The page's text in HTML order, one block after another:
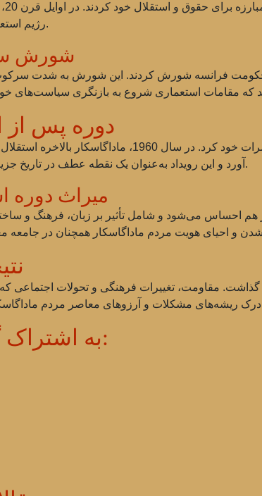
رژیم استعماری بیشتر شد.
شورش سال
زمانی که ساکنان ماداگاسکار علیه حکومت فرانسه شورش کردند. این شورش به
دوره پس از
پس از جنگ جهانی دوم، فشار بر فرانسه افزایش یافت و این کشور شروع به از دست دادن مستعمرات خود
آورد و این رویداد به‌عنوان یک نقطه عطف در تاریخ جزیره محسوب شد.
میراث دوره
هم احساس می‌شود و شامل تأثیر بر زبان، فرهنگ و
گذاشت. مقاومت، تغییرات فرهنگی و تحولات اجتماعی
به اشتراک گذاشتن: